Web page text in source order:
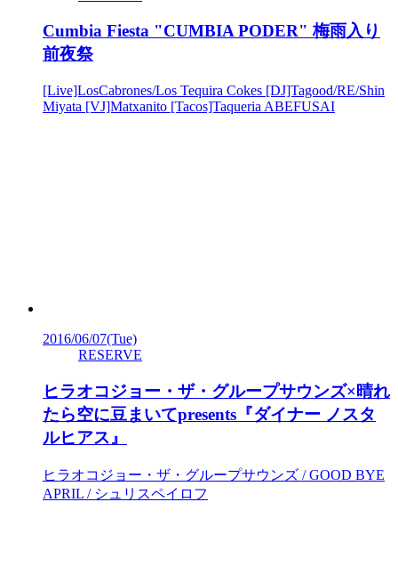
Cumbia Fiesta "CUMBIA PODER" 梅雨入り
前夜祭
[Live]LosCabrones/Los Tequira Cokes [DJ]Tagood/RE/Shin
Miyata [VJ]Matxanito [Tacos]Taqueria ABEFUSAI
2016/06/07(Tue)
RESERVE
ヒラオコジョー・ザ・グループサウンズ×晴れ
たら空に豆まいてpresents『ダイナー ノスタ
ルヒアス』
ヒラオコジョー・ザ・グループサウンズ / GOOD BYE
APRIL / シュリスペイロフ